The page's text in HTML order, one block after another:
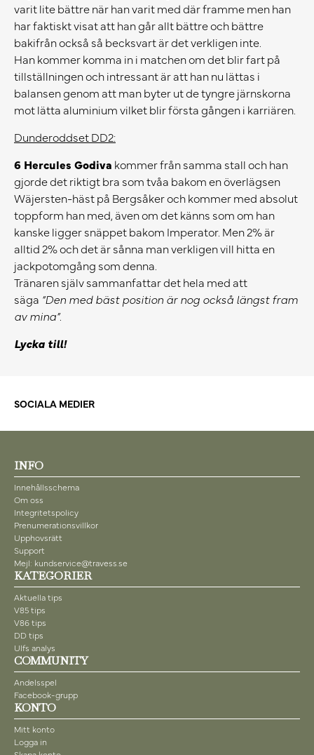
varit lite bättre när han varit med där framme men han
har faktiskt visat att han går allt bättre och bättre
bakifrån också så becksvart är det verkligen inte.
Han kommer komma in i matchen om det blir fart på
tillställningen och intressant är att han nu lättas i
balansen genom att man byter ut de tyngre järnskorna
mot lätta aluminium vilket blir första gången i karriären.
Dunderoddset DD2:
6 Hercules Godiva kommer från samma stall och han
gjorde det riktigt bra som tvåa bakom en överlägsen
Wäjersten-häst på Bergsåker och kommer med absolut
toppform han med, även om det känns som om han
kanske ligger snäppet bakom Imperator. Men 2% är
alltid 2% och det är sånna man verkligen vill hitta en
jackpotomgång som denna.
Tränaren själv sammanfattar det hela med att
säga “Den med bäst position är nog också längst fram
av mina”.
Lycka till!
SOCIALA MEDIER
INFO
Innehållsschema
Om oss
Integritetspolicy
Prenumerationsvillkor
Upphovsrätt
Support
Mejl: kundservice@travess.se
KATEGORIER
Aktuella tips
V85 tips
V86 tips
DD tips
Ulfs analys
COMMUNITY
Andelsspel
Facebook-grupp
KONTO
Mitt konto
Logga in